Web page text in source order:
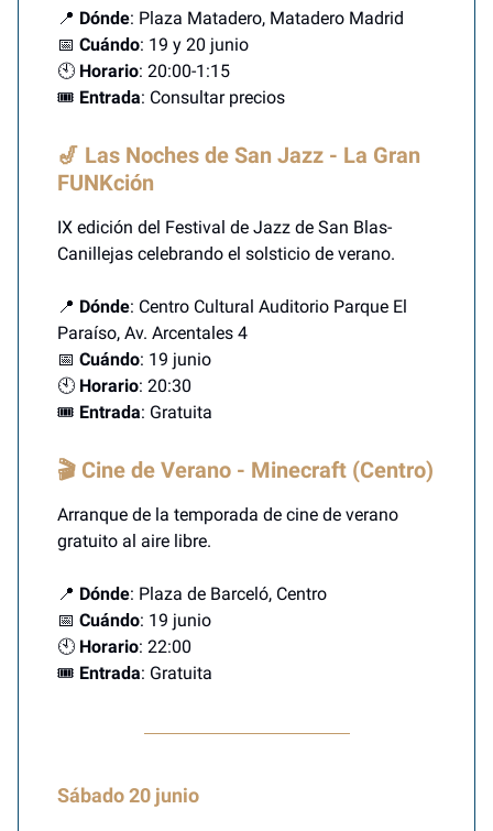
📍 Dónde: Plaza Matadero, Matadero Madrid
📅 Cuándo: 19 y 20 junio
🕙 Horario: 20:00-1:15
🎟️ Entrada: Consultar precios
🎷 Las Noches de San Jazz - La Gran
FUNKción
IX edición del Festival de Jazz de San Blas-
Canillejas celebrando el solsticio de verano.
📍 Dónde: Centro Cultural Auditorio Parque El
Paraíso, Av. Arcentales 4
📅 Cuándo: 19 junio
🕙 Horario: 20:30
🎟️ Entrada: Gratuita
🎬 Cine de Verano - Minecraft (Centro)
Arranque de la temporada de cine de verano
gratuito al aire libre.
📍 Dónde: Plaza de Barceló, Centro
📅 Cuándo: 19 junio
🕙 Horario: 22:00
🎟️ Entrada: Gratuita
Sábado 20 junio